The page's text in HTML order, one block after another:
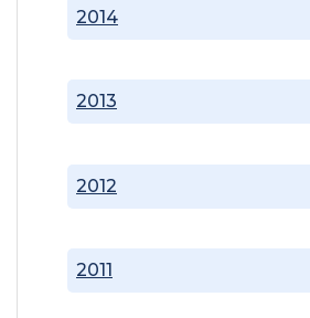
2011
2012
2013
2014